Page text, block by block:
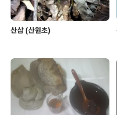
산삼 (산원초)